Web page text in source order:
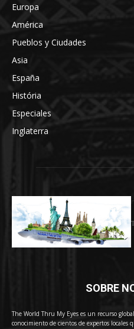
Europa
América
Pueblos y Ciudades
Asia
España
História
Especiales
Inglaterra
SOBRE
The World Thru My Eyes es un recurso
conocimiento de cientos de expertos locales